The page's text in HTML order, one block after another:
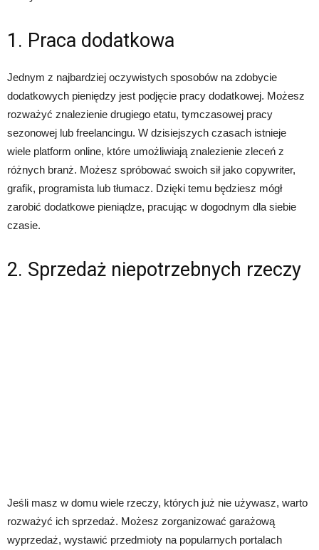
1. Praca dodatkowa
Jednym z najbardziej oczywistych sposobów na zdobycie
dodatkowych pieniędzy jest podjęcie pracy dodatkowej. Możesz
rozważyć znalezienie drugiego etatu, tymczasowej pracy
sezonowej lub freelancingu. W dzisiejszych czasach istnieje
wiele platform online, które umożliwiają znalezienie zleceń z
różnych branż. Możesz spróbować swoich sił jako copywriter,
grafik, programista lub tłumacz. Dzięki temu będziesz mógł
zarobić dodatkowe pieniądze, pracując w dogodnym dla siebie
czasie.
2. Sprzedaż niepotrzebnych rzeczy
Jeśli masz w domu wiele rzeczy, których już nie używasz, warto
rozważyć ich sprzedaż. Możesz zorganizować garażową
wyprzedaż, wystawić przedmioty na popularnych portalach